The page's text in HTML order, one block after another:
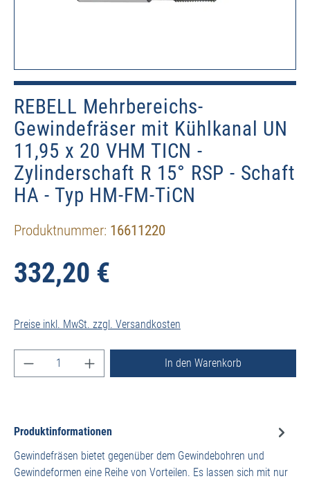
REBELL Mehrbereichs-
Gewindefräser mit Kühlkanal UN
11,95 x 20 VHM TICN -
Zylinderschaft R 15° RSP - Schaft
HA - Typ HM-FM-TiCN
Produktnummer: 16611220
332,20 €
Preise inkl. MwSt. zzgl. Versandkosten
Produkt Anzahl: Gib den gewünschten Wert ein
In den Warenkorb
Produktinformationen
Gewindefräsen bietet gegenüber dem Gewindebohren und
Gewindeformen eine Reihe von Vorteilen. Es lassen sich mit nur